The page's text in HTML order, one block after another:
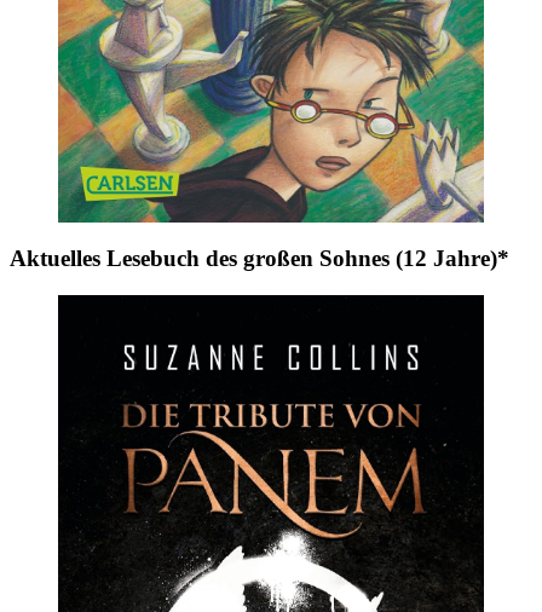
Aktuelles Lesebuch des großen Sohnes (12 Jahre)*